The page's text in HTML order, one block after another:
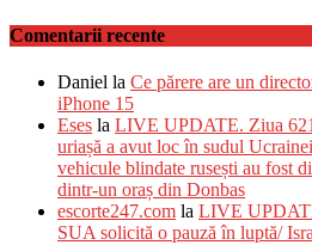
Comentarii recente
Daniel la Ce părere are un
iPhone 15
Eses la LIVE UPDATE. Ziua
uriașă a avut loc în sudul
vehicule blindate rusești au fost
dintr-un oraș din Donbas
escorte247.com la LIVE
SUA solicită o pauză în luptă/